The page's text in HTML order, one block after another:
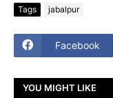
Tags jabalpur
Facebook
YOU MIGHT LIKE